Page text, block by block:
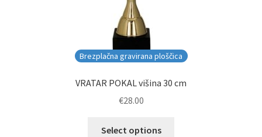
Brezplačna gravirana ploščica
VRATAR POKAL višina 30 cm
€28.00
Select options